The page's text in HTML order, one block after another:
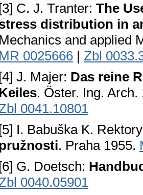
C. J. Tranter: The
distribution in
Mechanics and applied
MR 0025666 | Zbl
J. Majer: Das reine
. Öster. Ing.
0041.10801
I. Babuška K.
. Praha 1955.
G. Doetsch:
0040.05901